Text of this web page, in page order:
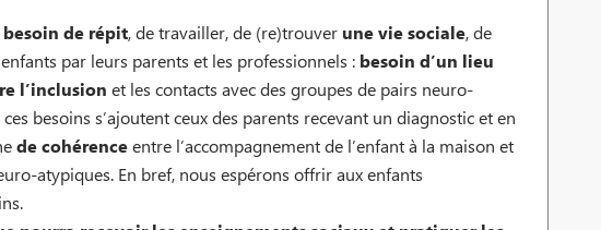
besoin de répit, de travailler, de (re)trouver une vie sociale, de
par leurs parents et les professionnels : besoin d’un lieu
l’inclusion et les contacts avec des groupes de pairs neuro-
ces besoins s’ajoutent ceux des parents recevant un diagnostic et en
de cohérenceentre l’accompagnement de l’enfant à la maison et
atypiques. En bref, nous espérons offrir aux enfants